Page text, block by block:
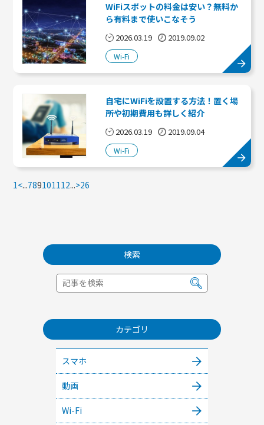
WiFiスポットの料金は安い？無料か
ら有料まで使いこなそう
2026.03.19 2019.09.02
Wi-Fi
自宅にWiFiを設置する方法！置く場
所や初期費用も詳しく紹介
2026.03.19 2019.09.04
Wi-Fi
1<...789101112...>26
検索
カテゴリ
スマホ
動画
Wi-Fi